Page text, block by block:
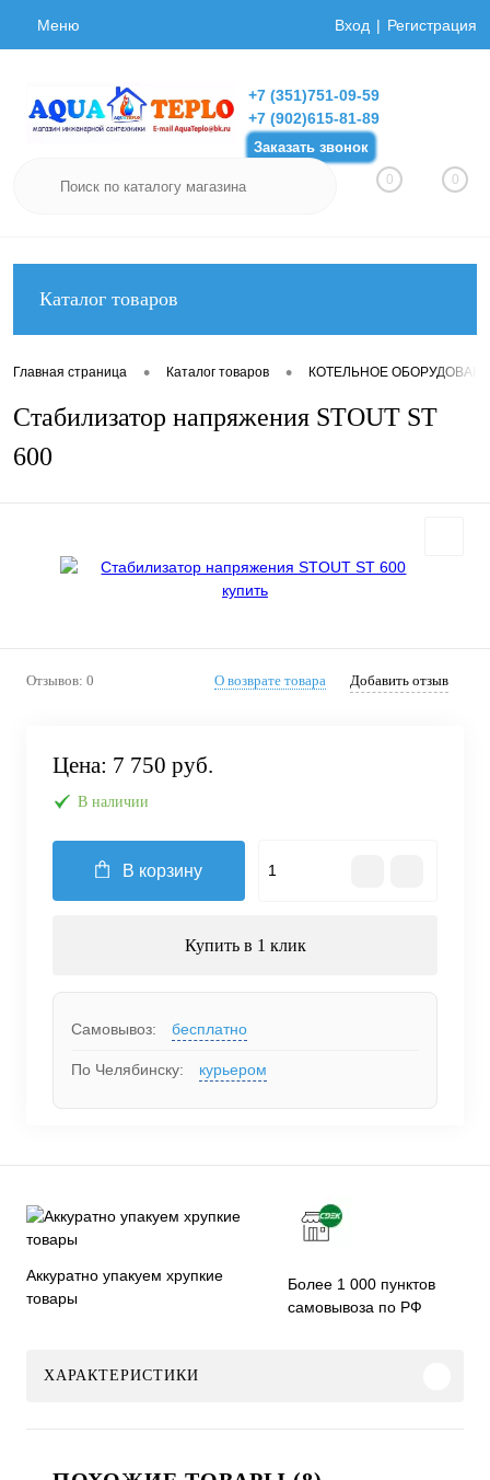
Меню Вход Регистрация
+7 (351)751-09-59
+7 (902)615-81-89
Заказать звонок
0 0
Каталог товаров
Главная страница • Каталог товаров • КОТЕЛЬНОЕ
Стабилизатор напряжения STOUT ST
600
Отзывов: 0 О возврате товара Добавить отзыв
Цена: 7 750 руб.
В наличии
В корзину
Купить в 1 клик
Самовывоз: бесплатно
По Челябинску: курьером
Аккуратно упакуем хрупкие
товары
Более 1 000 пунктов
самовывоза по РФ
ХАРАКТЕРИСТИКИ